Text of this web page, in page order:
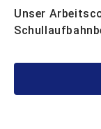
Unser